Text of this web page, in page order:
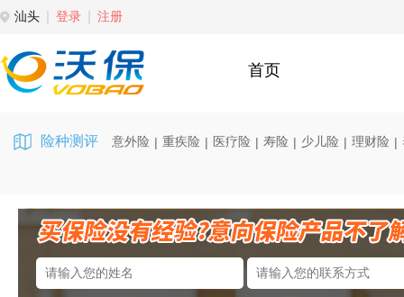
汕头 登录 注册
首页
险种测评 意外险 | 重疾险 | 医疗险 | 寿险 | 少儿险 | 理财险 |